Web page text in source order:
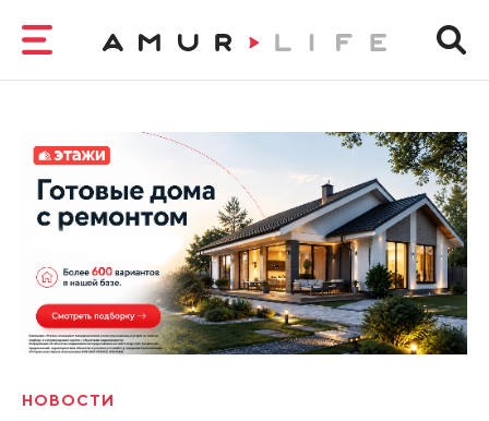
НОВОСТИ